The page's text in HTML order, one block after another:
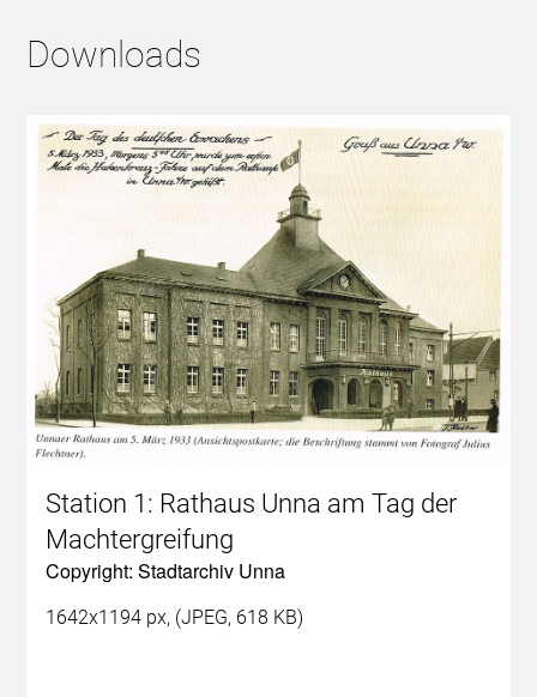
Downloads
Station 1: Rathaus Unna am Tag der
Machtergreifung
Copyright: Stadtarchiv Unna
1642x1194 px, (JPEG, 618 KB)